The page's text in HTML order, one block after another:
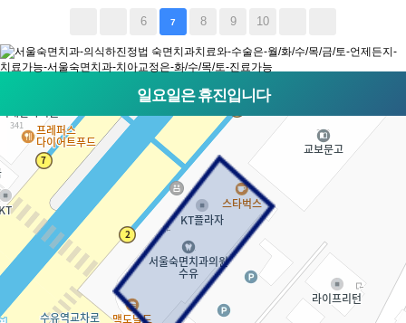
6 7 8 9 10
일요일은 휴진입니다